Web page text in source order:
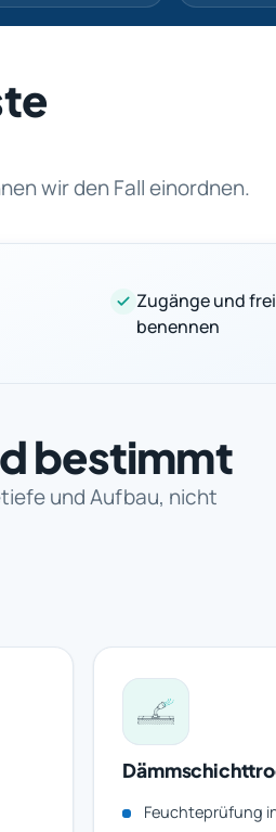
wir den Fall einordnen.
Zugänge und
benennen
bestimmt
und Aufbau, nicht
Feuchteprüfung